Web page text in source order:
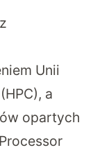
Unii
a
opartych